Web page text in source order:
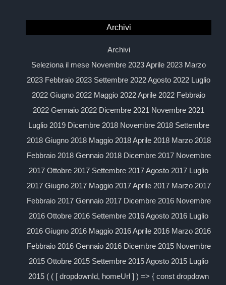
Archivi
Archivi
Seleziona il mese Novembre 2023 Aprile 2023 Marzo
2023 Febbraio 2023 Settembre 2022 Agosto 2022 Luglio
2022 Giugno 2022 Maggio 2022 Aprile 2022 Febbraio
2022 Gennaio 2022 Dicembre 2021 Novembre 2021
Luglio 2019 Dicembre 2018 Novembre 2018 Settembre
2018 Giugno 2018 Maggio 2018 Aprile 2018 Marzo 2018
Febbraio 2018 Gennaio 2018 Dicembre 2017 Novembre
2017 Ottobre 2017 Settembre 2017 Agosto 2017 Luglio
2017 Giugno 2017 Maggio 2017 Aprile 2017 Marzo 2017
Febbraio 2017 Gennaio 2017 Dicembre 2016 Novembre
2016 Ottobre 2016 Settembre 2016 Agosto 2016 Luglio
2016 Giugno 2016 Maggio 2016 Aprile 2016 Marzo 2016
Febbraio 2016 Gennaio 2016 Dicembre 2015 Novembre
2015 Ottobre 2015 Settembre 2015 Agosto 2015 Luglio
2015 ( ( [ dropdownId, homeUrl ] ) => { const dropdown